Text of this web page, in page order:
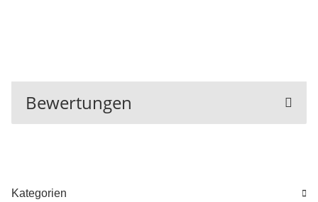
Bewertungen
Kategorien